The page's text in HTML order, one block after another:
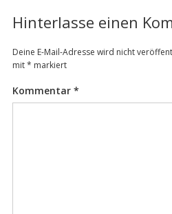
Hinterlasse einen
Deine E-Mail-Adresse wird nicht
mit* markiert
Kommentar *